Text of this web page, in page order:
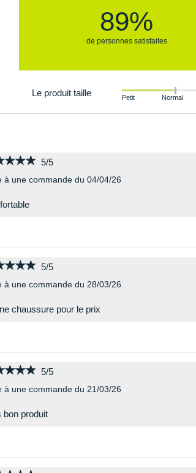
89%
de personnes satisfaites
Le produit taille Petit Normal
5/5
à une commande du 04/04/26
5/5
à une commande du 28/03/26
chaussure pour le prix
5/5
à une commande du 21/03/26
bon produit